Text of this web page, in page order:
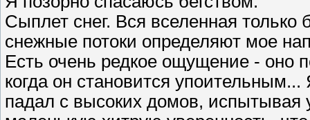
Сыплет снег. Вся вселенная
снежные потоки определяют мое
Есть очень редкое ощущение - оно
когда он становится
падал с высоких домов,